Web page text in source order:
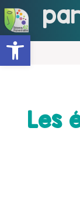
Ouvrir la barre d’outils
Les